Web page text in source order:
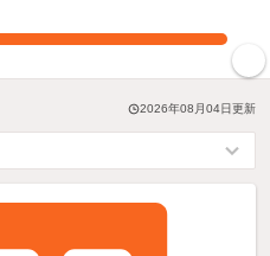
2026年08月04日更新